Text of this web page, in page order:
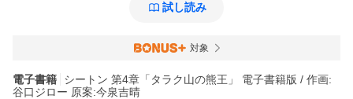
試し読み
対象
電子書籍
シートン 第4章「タラク山の熊王」 電子書籍版 / 作画:
谷口ジロー 原案:今泉吉晴